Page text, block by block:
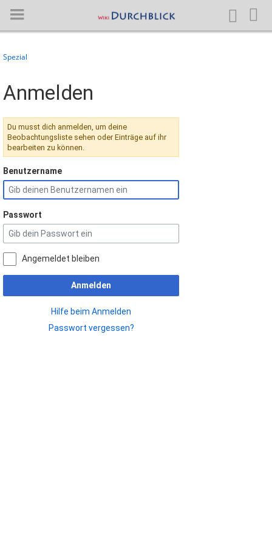
Artikel von A-Z
Letzte Änderungen
Support
Spezialseiten
Über BlueSpice
Über Wiki Durchblick
Spezial
Anmelden
Du musst dich anmelden, um deine
Beobachtungsliste sehen oder Einträge auf ihr
bearbeiten zu können.
Benutzername
Passwort
Angemeldet bleiben
Anmelden
Hilfe beim Anmelden
Passwort vergessen?